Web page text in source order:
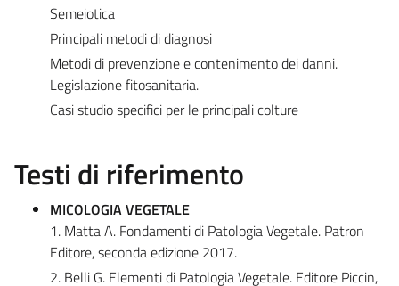
Semeiotica
Principali metodi di diagnosi
Metodi di prevenzione e contenimento dei danni.
Legislazione fitosanitaria.
Casi studio specifici per le principali colture
Testi di riferimento
MICOLOGIA VEGETALE
1. Matta A. Fondamenti di Patologia Vegetale. Patron
Editore, seconda edizione 2017.
2. Belli G. Elementi di Patologia Vegetale. Editore Piccin,